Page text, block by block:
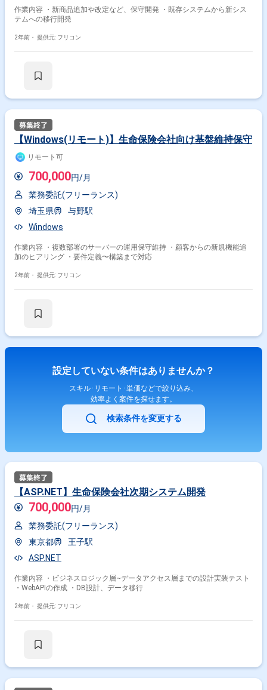
作業内容 ・新商品追加や改定など、保守開発 ・既存システムから新シス
テムへの移行開発
2年前・ 提供元: フリコン
【Windows(リモート)】生命保険会社向け基盤維持保守
リモート可
700,000円/月
業務委託(フリーランス)
埼玉県
与野駅
Windows
作業内容 ・複数部署のサーバーの運用保守維持 ・顧客からの新規機能追
加のヒアリング ・要件定義〜構築まで対応
2年前・ 提供元: フリコン
設定していない条件はありませんか？
スキル･リモート･単価などで絞り込み、
効率よく案件を探せます。
検索条件を変更する
【ASP.NET】生命保険会社次期システム開発
700,000円/月
業務委託(フリーランス)
東京都
王子駅
ASP.NET
作業内容 ・ビジネスロジック層~データアクセス層までの設計実装テスト
・WebAPIの作成 ・DB設計、データ移行
2年前・ 提供元: フリコン